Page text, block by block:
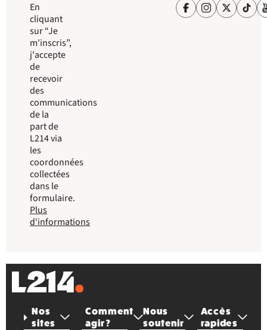
En
cliquant
sur “Je
m'inscris”,
j'accepte
de
recevoir
des
communications
de la
part de
L214 via
les
coordonnées
collectées
dans le
formulaire.
Plus
d'informations
Nos
sites
Comment
agir ?
Nous
soutenir
Accès
rapides